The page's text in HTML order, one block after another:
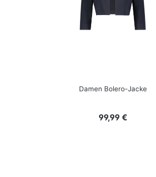
Damen Bolero-Jacke
Regulärer
99,99 €